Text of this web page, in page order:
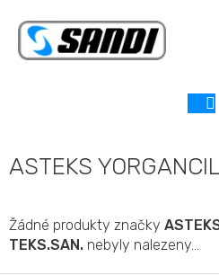
obsah
ASTEKS
Žádné produkty značky
TEKS.SAN. nebyly nalezeny...